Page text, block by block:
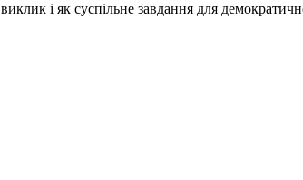
і як суспільне завдання для